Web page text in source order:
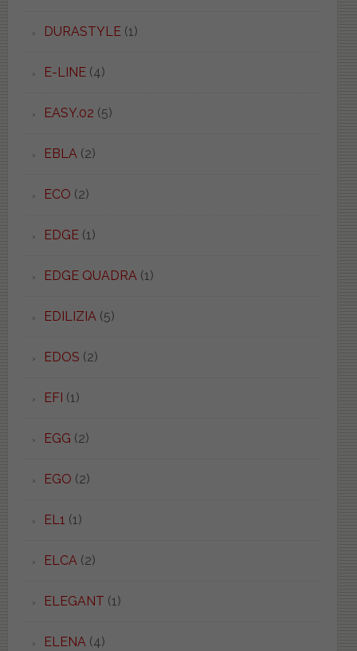
DURASTYLE(1)
E-LINE(4)
EASY.02 (5)
EBLA(2)
ECO (2)
EDGE(1)
EDGE QUADRA(1)
EDILIZIA(5)
EDOS (2)
EFI (1)
EGG (2)
EGO (2)
EL1 (1)
ELCA(2)
ELEGANT (1)
ELENA(4)